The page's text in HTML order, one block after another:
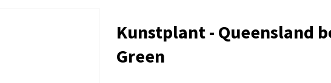
Kunstplant - Queensland
Green